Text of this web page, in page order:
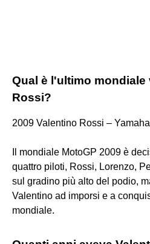
Qual è l'ultimo mondiale
Rossi?
2009 Valentino Rossi –
Il mondiale MotoGP 2009 è
quattro piloti, Rossi, Lorenzo,
sul gradino più alto del podio,
Valentino ad imporsi e a
mondiale.